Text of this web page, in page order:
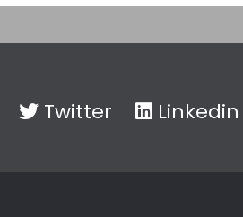
Twitter Linkedin